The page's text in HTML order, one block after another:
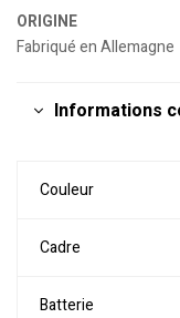
ORIGINE
Fabriqué en Allemagne
Informations
Couleur
Cadre
Batterie